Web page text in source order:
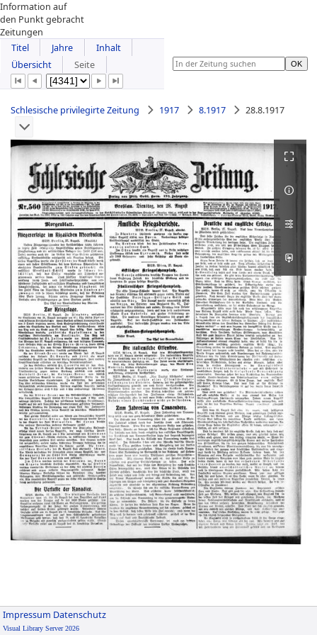
Information auf
den Punkt gebracht
Zeitungen
Titel
Jahre
Inhalt
Übersicht
Seite
Schlesische privilegirte Zeitung 1917 8.1917 28.8.1917
Impressum Datenschutz
Visual Library Server 2026